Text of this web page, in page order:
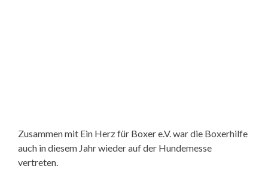
Zusammen mit Ein Herz für Boxer e.V. war die Boxerhilfe
auch in diesem Jahr wieder auf der Hundemesse
vertreten.